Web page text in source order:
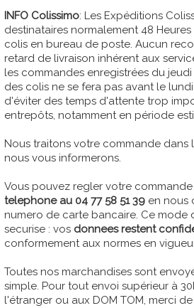
INFO Colissimo: Les Expéditions
destinataires normalement 48
colis en bureau de poste. Aucun
retard de livraison inhérent aux
les commandes enregistrées du
des colis ne se fera pas avant le
d'éviter des temps d'attente trop
entrepôts, notamment en période
Nous traitons votre commande dans
nous vous informerons.
Vous pouvez regler votre
telephone au 04 77 58 51 39 en nous
numero de carte bancaire. Ce mode
securise : vos donnees restent
conformement aux normes en
Toutes nos marchandises sont
simple. Pour tout envoi supérieur à
l'étranger ou aux DOM TOM, merci